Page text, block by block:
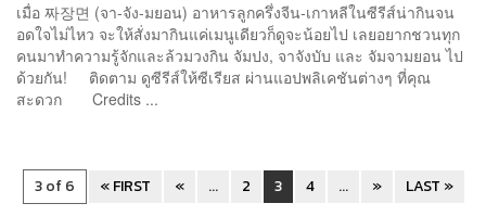
เมื่อ 짜장면 (จา-จัง-มยอน) อาหารลูกครึ่งจีน-เกาหลีในซีรีส์น่ากินจน
อดใจไม่ไหว จะให้สั่งมากินแค่เมนูเดียวก็ดูจะน้อยไป เลยอยากชวนทุก
คนมาทำความรู้จักและล้วมวงกิน จัมปง, จาจังบับ และ จัมจามยอน ไป
ด้วยกัน! ติดตาม ดูซีรีส์ให้ซีเรียส ผ่านแอปพลิเคชันต่างๆ ที่คุณ
สะดวก Credits ...
3 of 6 « FIRST « ... 2 3 4 ... » LAST »